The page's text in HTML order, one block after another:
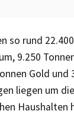
so rund
9.250
Gold und
liegen um
Haushalten